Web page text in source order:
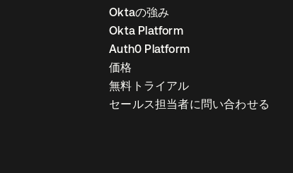
Oktaの強み
Okta Platform
Auth0 Platform
価格
無料トライアル
セールス担当者に問い合わせる